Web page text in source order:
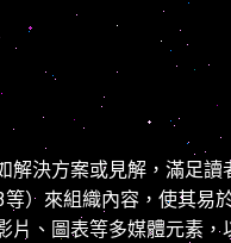
解決方案或見解，滿足
）來組織內容，使其易
片、圖表等多媒體元素